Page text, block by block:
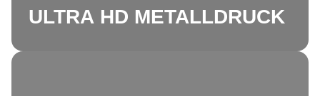
ULTRA HD METALLDRUCK